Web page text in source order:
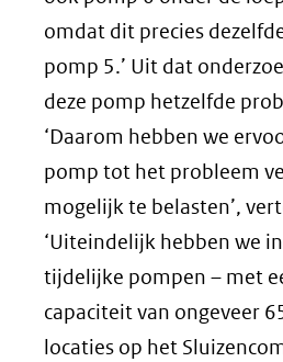
omdat dit precies
pomp 5.’ Uit dat
deze pomp hetzelfde
‘Daarom hebben we
pomp tot het probleem
mogelijk te belasten’,
‘Uiteindelijk hebben we
tijdelijke pompen – met
capaciteit van ongeveer
locaties op het